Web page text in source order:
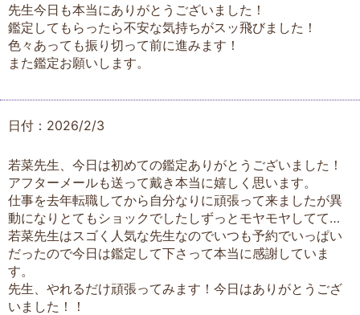
先生今日も本当にありがとうございました！
鑑定してもらったら不安な気持ちがスッ飛びました！
色々あっても振り切って前に進みます！
また鑑定お願いします。
日付：2026/2/3
若菜先生、今日は初めての鑑定ありがとうございました！
アフターメールも送って戴き本当に嬉しく思います。
仕事を去年転職してから自分なりに頑張って来ましたが異
動になりとてもショックでしたしずっとモヤモヤしてて…
若菜先生はスゴく人気な先生なのでいつも予約でいっぱい
だったので今日は鑑定して下さって本当に感謝していま
す。
先生、やれるだけ頑張ってみます！今日はありがとうござ
いました！！